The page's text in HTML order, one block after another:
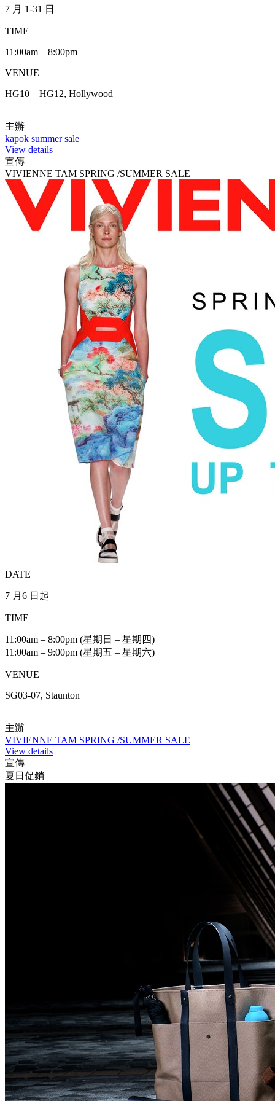
7 月 1-31 日
TIME
11:00am – 8:00pm
VENUE
HG10 – HG12, Hollywood
主辦
kapok summer sale
View details
宣傳
VIVIENNE TAM SPRING /SUMMER SALE
DATE
7 月6 日起
TIME
11:00am – 8:00pm (星期日 – 星期四)
11:00am – 9:00pm (星期五 – 星期六)
VENUE
SG03-07, Staunton
主辦
VIVIENNE TAM SPRING /SUMMER SALE
View details
宣傳
夏日促銷